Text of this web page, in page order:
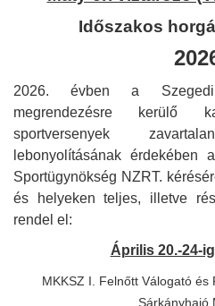
Időszakos
2026. évben a Szegedi
megrendezésre kerülő
sportversenyek
lebonyolításának
Sportügynökség NZRT.
és helyeken teljes, illetve
rendel el:
Április 20.-24-
MKKSZ I. Felnőtt Válogató
Sárkányhajó